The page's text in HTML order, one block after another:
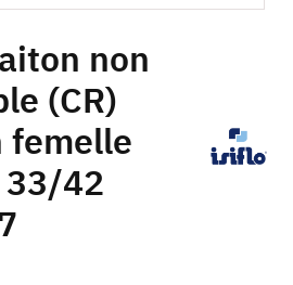
non
(CR)
femelle
42